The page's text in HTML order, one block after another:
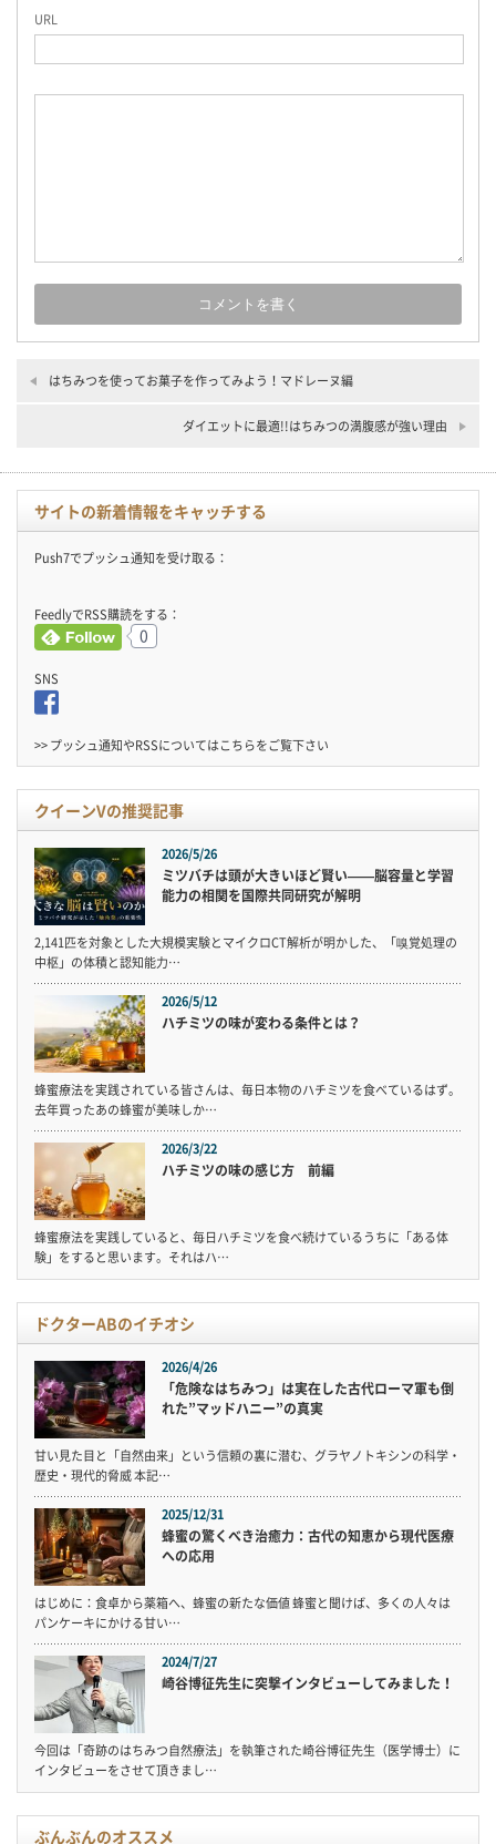
URL
はちみつを使ってお菓子を作ってみよう！マドレーヌ編
ダイエットに最適!!はちみつの満腹感が強い理由
サイトの新着情報をキャッチする
Push7でプッシュ通知を受け取る：
FeedlyでRSS購読をする：
0
SNS
>> プッシュ通知やRSSについてはこちらをご覧下さい
クイーンVの推奨記事
2026/5/26
ミツバチは頭が大きいほど賢い——脳容量と学習
能力の相関を国際共同研究が解明
2,141匹を対象とした大規模実験とマイクロCT解析が明かした、「嗅覚処理の
中枢」の体積と認知能力…
2026/5/12
ハチミツの味が変わる条件とは？
蜂蜜療法を実践されている皆さんは、毎日本物のハチミツを食べているはず。
去年買ったあの蜂蜜が美味しか…
2026/3/22
ハチミツの味の感じ方 前編
蜂蜜療法を実践していると、毎日ハチミツを食べ続けているうちに「ある体
験」をすると思います。それはハ…
ドクターABのイチオシ
2026/4/26
「危険なはちみつ」は実在した古代ローマ軍も倒
れた”マッドハニー”の真実
甘い見た目と「自然由来」という信頼の裏に潜む、グラヤノトキシンの科学・
歴史・現代的脅威 本記…
2025/12/31
蜂蜜の驚くべき治癒力：古代の知恵から現代医療
への応用
はじめに：食卓から薬箱へ、蜂蜜の新たな価値 蜂蜜と聞けば、多くの人々は
パンケーキにかける甘い…
2024/7/27
崎谷博征先生に突撃インタビューしてみました！
今回は「奇跡のはちみつ自然療法」を執筆された崎谷博征先生（医学博士）に
インタビューをさせて頂きまし…
ぶんぶんのオススメ